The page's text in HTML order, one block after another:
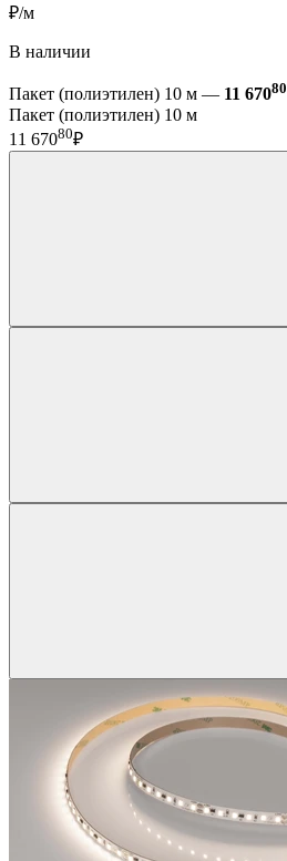
₽/м
В наличии
Пакет (полиэтилен) 10 м — 11 67080
Пакет (полиэтилен) 10 м
11 67080₽